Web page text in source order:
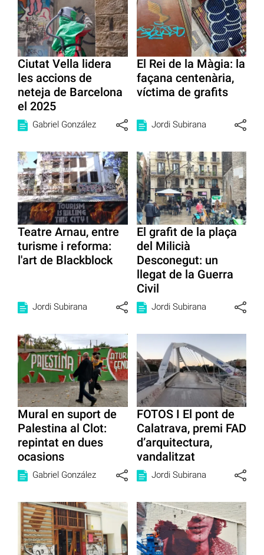
Ciutat Vella lidera
les accions de
neteja de Barcelona
el 2025
Gabriel González
El Rei de la Màgia: la
façana centenària,
víctima de grafits
Jordi Subirana
Teatre Arnau, entre
turisme i reforma:
l'art de Blackblock
Jordi Subirana
El grafit de la plaça
del Milicià
Desconegut: un
llegat de la Guerra
Civil
Jordi Subirana
Mural en suport de
Palestina al Clot:
repintat en dues
ocasions
Gabriel González
FOTOS I El pont de
Calatrava, premi FAD
d’arquitectura,
vandalitzat
Jordi Subirana